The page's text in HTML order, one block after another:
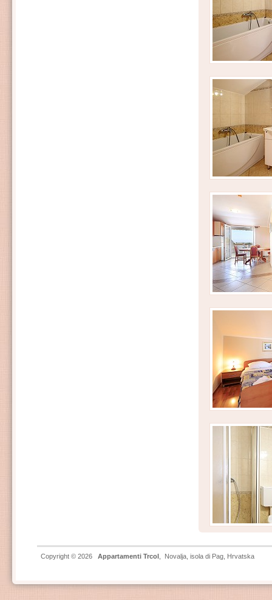
Copyright © 2026 Appartamenti Trcol Novalja isola di Pag , Hrvatska